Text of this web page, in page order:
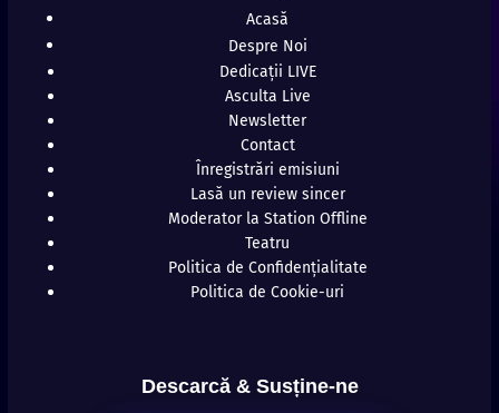
Acasă
Despre Noi
Dedicații LIVE
Asculta Live
Newsletter
Contact
Înregistrări emisiuni
Lasă un review sincer
Moderator la Station Offline
Teatru
Politica de Confidențialitate
Politica de Cookie-uri
Descarcă & Susține-ne